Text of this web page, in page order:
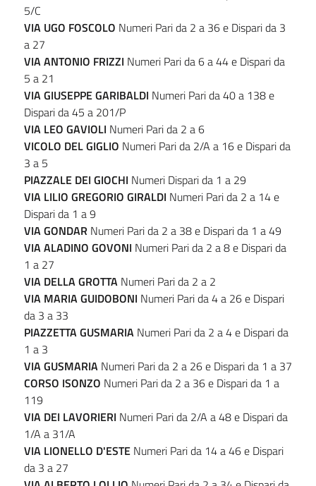
5/C
VIA UGO FOSCOLO Numeri Pari da 2 a 36 e Dispari da 3
a 27
VIA ANTONIO FRIZZI Numeri Pari da 6 a 44 e Dispari da
5 a 21
VIA GIUSEPPE GARIBALDI Numeri Pari da 40 a 138 e
Dispari da 45 a 201/P
VIA LEO GAVIOLI Numeri Pari da 2 a 6
VICOLO DEL GIGLIO Numeri Pari da 2/A a 16 e Dispari da
3 a 5
PIAZZALE DEI GIOCHI Numeri Dispari da 1 a 29
VIA LILIO GREGORIO GIRALDI Numeri Pari da 2 a 14 e
Dispari da 1 a 9
VIA GONDAR Numeri Pari da 2 a 38 e Dispari da 1 a 49
VIA ALADINO GOVONI Numeri Pari da 2 a 8 e Dispari da
1 a 27
VIA DELLA GROTTA Numeri Pari da 2 a 2
VIA MARIA GUIDOBONI Numeri Pari da 4 a 26 e Dispari
da 3 a 33
PIAZZETTA GUSMARIA Numeri Pari da 2 a 4 e Dispari da
1 a 3
VIA GUSMARIA Numeri Pari da 2 a 26 e Dispari da 1 a 37
CORSO ISONZO Numeri Pari da 2 a 36 e Dispari da 1 a
119
VIA DEI LAVORIERI Numeri Pari da 2/A a 48 e Dispari da
1/A a 31/A
VIA LIONELLO D'ESTE Numeri Pari da 14 a 46 e Dispari
da 3 a 27